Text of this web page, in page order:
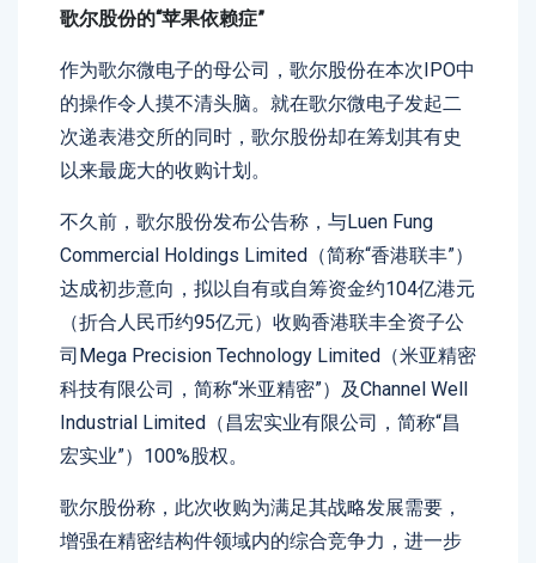
歌尔股份的“苹果依赖症”
作为歌尔微电子的母公司，歌尔股份在本次IPO中
的操作令人摸不清头脑。就在歌尔微电子发起二
次递表港交所的同时，歌尔股份却在筹划其有史
以来最庞大的收购计划。
不久前，歌尔股份发布公告称，与Luen Fung
Commercial Holdings Limited（简称“香港联丰”）
达成初步意向，拟以自有或自筹资金约104亿港元
（折合人民币约95亿元）收购香港联丰全资子公
司Mega Precision Technology Limited（米亚精密
科技有限公司，简称“米亚精密”）及Channel Well
Industrial Limited（昌宏实业有限公司，简称“昌
宏实业”）100%股权。
歌尔股份称，此次收购为满足其战略发展需要，
增强在精密结构件领域内的综合竞争力，进一步